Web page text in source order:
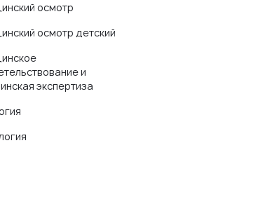
осмотр
осмотр детский
и
экспертиза